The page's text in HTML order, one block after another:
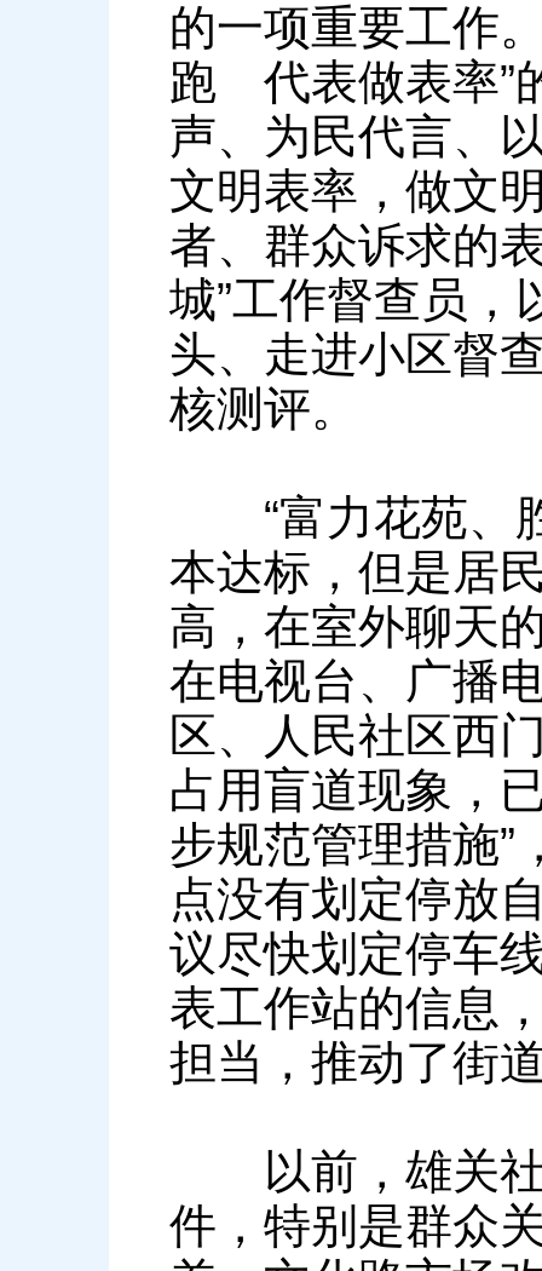
的一项重要工作
跑 代表做表率”
声、为民代言、
文明表率，做文
者、群众诉求的
城”工作督查员，
头、走进小区督
核测评。
“富力花苑、胜
本达标，但是居
高，在室外聊天
在电视台、广播
区、人民社区西
占用盲道现象，
步规范管理措施”
点没有划定停放
议尽快划定停车
表工作站的信息
担当，推动了街
以前，雄关社
件，特别是群众